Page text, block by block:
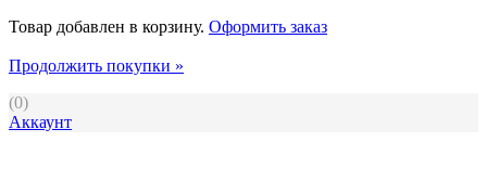
Товар добавлен в корзину. Оформить заказ
Продолжить покупки »
(0)
Аккаунт